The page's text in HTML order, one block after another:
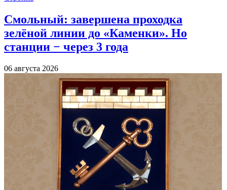
Смольный: завершена проходка
зелёной линии до «Каменки». Но
станции − через 3 года
06 августа 2026